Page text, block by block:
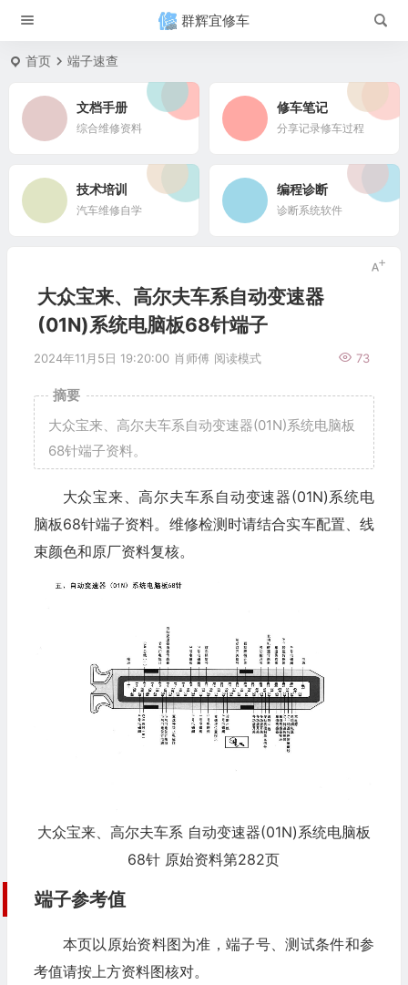
群辉宜修车
首页 端子速查
文档手册
综合维修资料
修车笔记
分享记录修车过程
技术培训
汽车维修自学
编程诊断
诊断系统软件
大众宝来、高尔夫车系自动变速器
(01N)系统电脑板68针端子
2024年11月5日 19:20:00 肖师傅 73
阅读模式
摘要
大众宝来、高尔夫车系自动变速器(01N)系统电脑板
68针端子资料。
大众宝来、高尔夫车系自动变速器(01N)系统电
脑板68针端子资料。维修检测时请结合实车配置、线
束颜色和原厂资料复核。
大众宝来、高尔夫车系 自动变速器(01N)系统电脑板
68针 原始资料第282页
端子参考值
本页以原始资料图为准，端子号、测试条件和参
考值请按上方资料图核对。